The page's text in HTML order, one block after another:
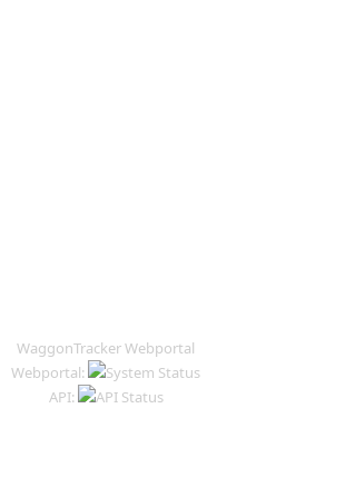
WaggonTracker Webportal
Webportal:
API: